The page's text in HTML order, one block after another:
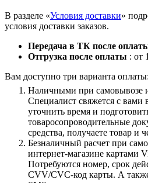
В разделе «Условия доставки»
условия доставки заказов.
Передача в ТК после
Отгрузка после оплаты : от
Вам доступно три варианта оплаты:
Наличными при самовывозе
Специалист свяжется с вами
уточнить время и
товаросопроводительные
средства, получаете товар и
Безналичный расчет при
интернет-магазине картами
Потребуются номер, срок
CVV/CVC-код карты. А